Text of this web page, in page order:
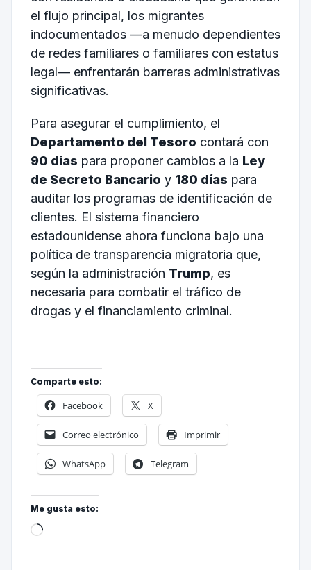
el flujo principal, los migrantes
indocumentados —a menudo dependientes
de redes familiares o familiares con estatus
legal— enfrentarán barreras administrativas
significativas.
Para asegurar el cumplimiento, el
Departamento del Tesoro contará con
90 días para proponer cambios a la Ley
de Secreto Bancario y 180 días para
auditar los programas de identificación de
clientes. El sistema financiero
estadounidense ahora funciona bajo una
política de transparencia migratoria que,
según la administración Trump, es
necesaria para combatir el tráfico de
drogas y el financiamiento criminal.
Comparte esto:
Facebook X
Correo electrónico Imprimir
WhatsApp Telegram
Me gusta esto: